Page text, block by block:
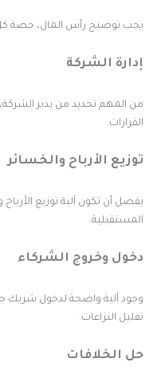
توضيح رأس المال، حصة كل
الشركة
المهم تحديد من يدير الشركة، وما
الأرباح والخسائر
أن تكون آلية توزيع الأرباح
وخروج الشركاء
آلية واضحة لدخول شريك جديد
النزاعات.
الخلافات